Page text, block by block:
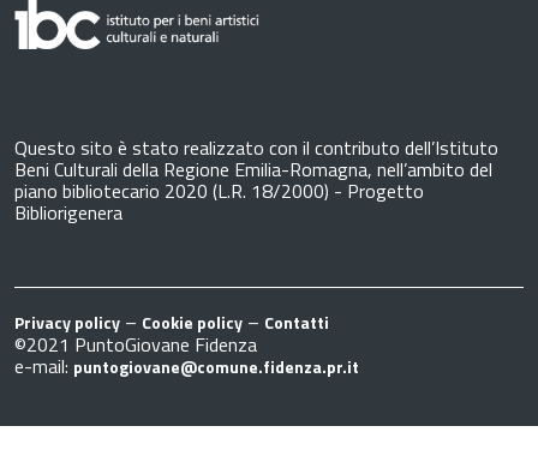
Questo sito è stato realizzato con il contributo dell’Istituto
Beni Culturali della Regione Emilia-Romagna, nell’ambito del
piano bibliotecario 2020 (L.R. 18/2000) - Progetto
Bibliorigenera
Privacy policy – Cookie policy – Contatti
©2021 PuntoGiovane Fidenza
e-mail: puntogiovane@comune.fidenza.pr.it